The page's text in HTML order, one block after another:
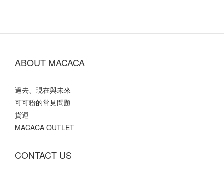
ABOUT MACACA
過去、現在與未來
可可粉的常見問題
貨運
MACACA OUTLET
CONTACT US